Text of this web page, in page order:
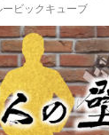
ービックキューブ